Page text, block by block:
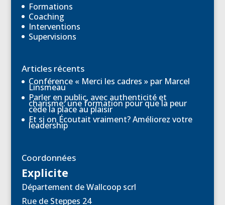
Formations
Coaching
Interventions
Supervisions
Articles récents
Conférence « Merci les cadres » par Marcel
Linsmeau
Parler en public, avec authenticité et
charisme: une formation pour que la peur
cède la place au plaisir
Et si on Écoutait vraiment? Améliorez votre
leadership
Coordonnées
Explicite
Département de Wallcoop scrl
Rue de Steppes 24